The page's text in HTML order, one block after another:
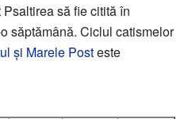
să fie citită în
săptămână. Ciclul catismelor
și Marele Posteste